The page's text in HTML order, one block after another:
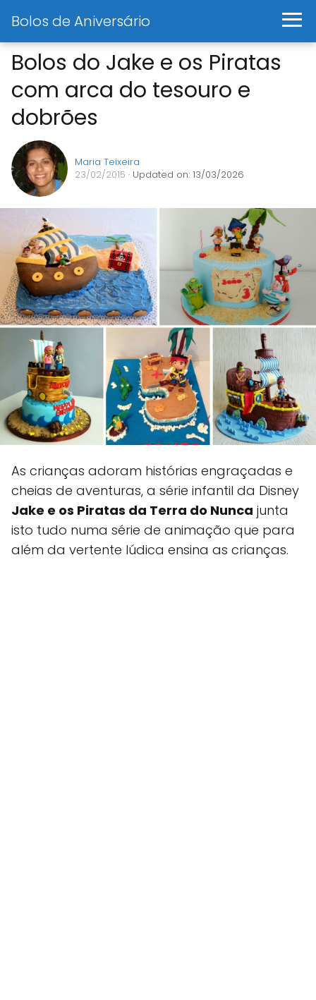
Bolos de Aniversário
Bolos do Jake e os Piratas
com arca do tesouro e
dobrões
Maria Teixeira
23/02/2015 · Updated on: 13/03/2026
As crianças adoram histórias engraçadas e
cheias de aventuras, a série infantil da Disney
Jake e os Piratas da Terra do Nunca junta
isto tudo numa série de animação que para
além da vertente lúdica ensina as crianças.